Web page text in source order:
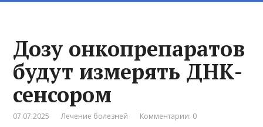
Дозу онкопрепаратов
будут измерять ДНК-
сенсором
07.07.2025 Лечение болезней Комментарии: 0